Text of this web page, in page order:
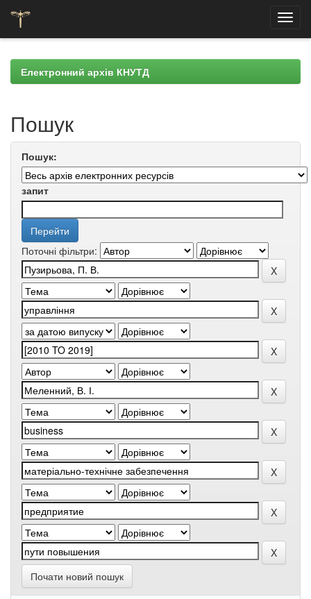
navigationЕлектронний архів КНУТД
Пошук
Пошук:
запит
Поточні фільтри:
Почати новий пошук